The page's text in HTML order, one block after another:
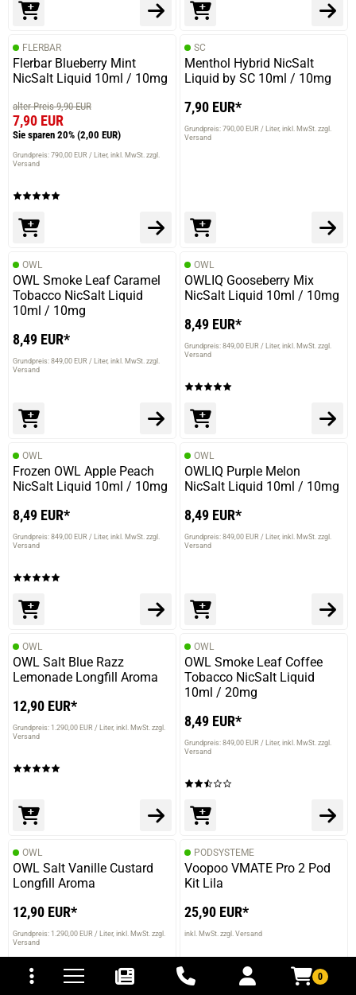
0
und Versandkosten
FLERBAR
Flerbar Blueberry Mint
NicSalt Liquid 10ml / 10mg
alter Preis 9,90 EUR
7,90 EUR
Sie sparen 20% (2,00 EUR)
Grundpreis: 790,00 EUR / Liter inkl. MwSt. zzgl.
Versand
SC
Menthol Hybrid NicSalt
Liquid by SC 10ml / 10mg
7,90 EUR*
Grundpreis: 790,00 EUR / Liter inkl. MwSt. zzgl.
Versand
OWL
OWL Smoke Leaf Caramel
Tobacco NicSalt Liquid
10ml / 10mg
8,49 EUR*
Grundpreis: 849,00 EUR / Liter inkl. MwSt. zzgl.
Versand
OWL
OWLIQ Gooseberry Mix
NicSalt Liquid 10ml / 10mg
8,49 EUR*
Grundpreis: 849,00 EUR / Liter inkl. MwSt. zzgl.
Versand
OWL
Frozen OWL Apple Peach
NicSalt Liquid 10ml / 10mg
8,49 EUR*
Grundpreis: 849,00 EUR / Liter inkl. MwSt. zzgl.
Versand
OWL
OWLIQ Purple Melon
NicSalt Liquid 10ml / 10mg
8,49 EUR*
Grundpreis: 849,00 EUR / Liter inkl. MwSt. zzgl.
Versand
OWL
OWL Salt Blue Razz
Lemonade Longfill Aroma
12,90 EUR*
Grundpreis: 1.290,00 EUR / Liter inkl. MwSt. zzgl.
Versand
OWL
OWL Smoke Leaf Coffee
Tobacco NicSalt Liquid
10ml / 20mg
8,49 EUR*
Grundpreis: 849,00 EUR / Liter inkl. MwSt. zzgl.
Versand
OWL
OWL Salt Vanille Custard
Longfill Aroma
12,90 EUR*
Grundpreis: 1.290,00 EUR / Liter inkl. MwSt. zzgl.
Versand
PODSYSTEME
Voopoo VMATE Pro 2 Pod
Kit Lila
25,90 EUR*
inkl. MwSt. zzgl. Versand